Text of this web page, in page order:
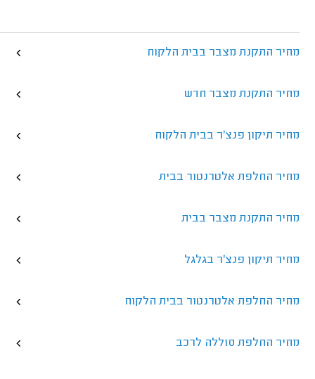
מחיר התקנת מצבר בבית הלקוח
מחיר התקנת מצבר חדש
מחיר תיקון פנצ'ר בבית הלקוח
מחיר החלפת אלטרנטור בבית
מחיר התקנת מצבר בבית
מחיר תיקון פנצ'ר בגלגל
מחיר החלפת אלטרנטור בבית הלקוח
מחיר החלפת סוללה לרכב